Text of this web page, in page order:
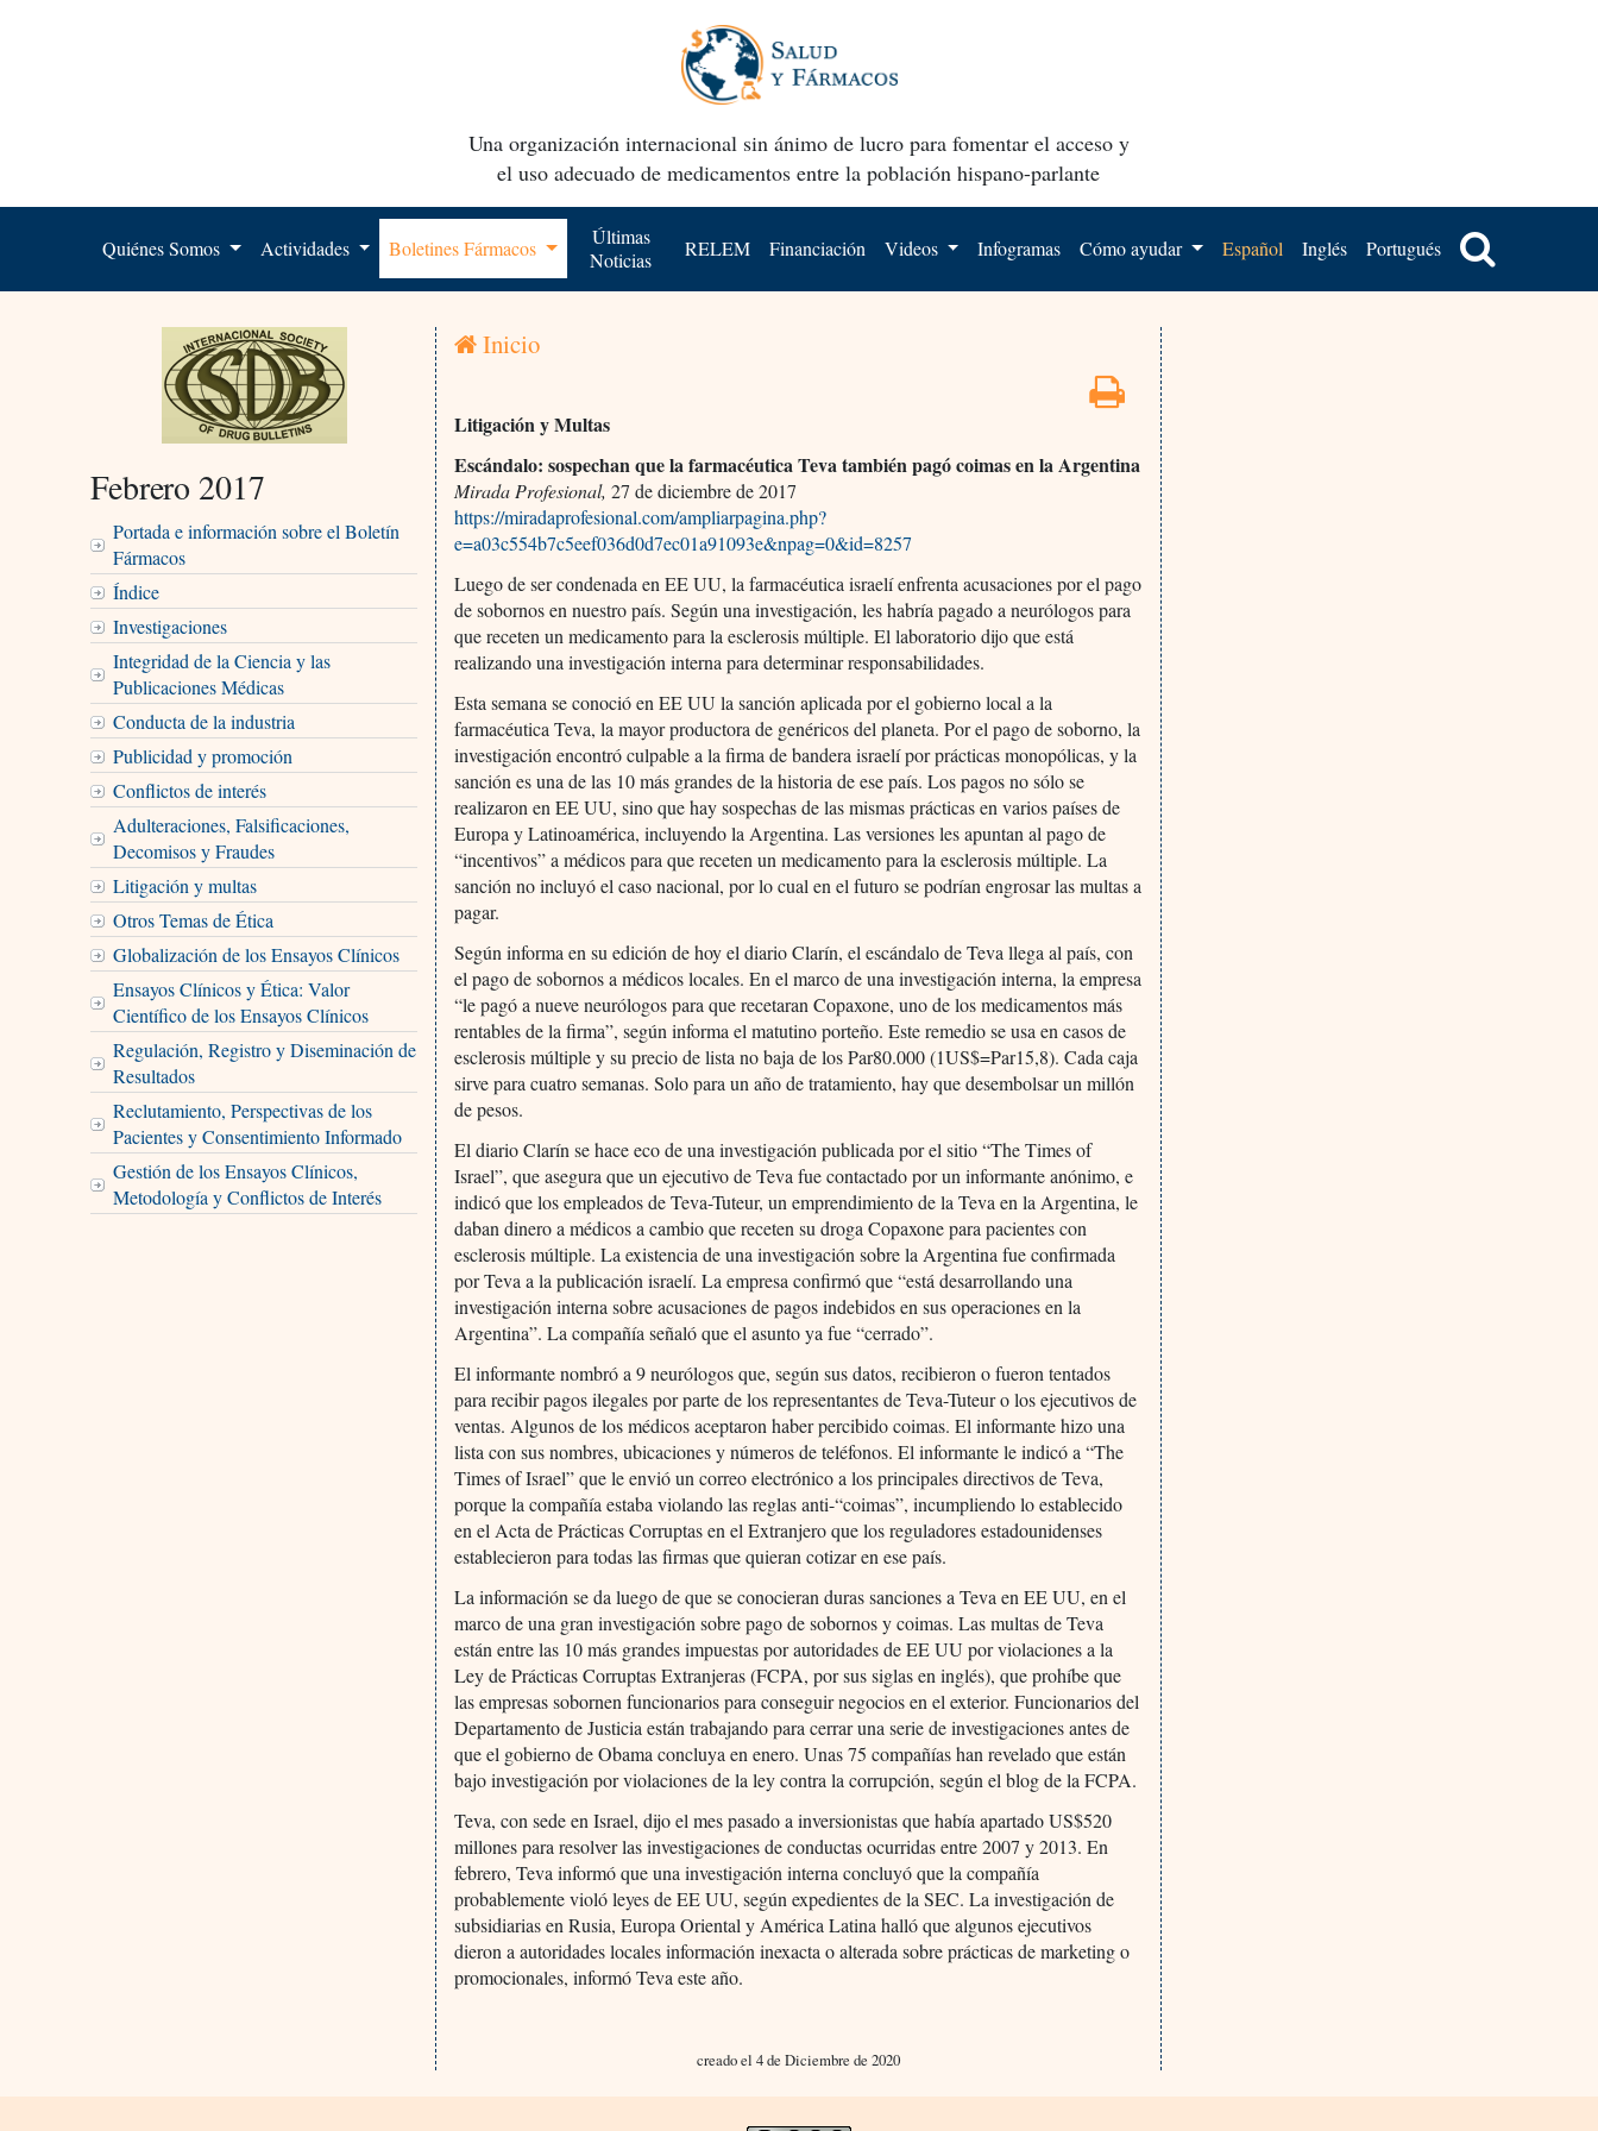
Una organización internacional sin ánimo de lucro para fomentar el acceso y
el uso adecuado de medicamentos entre la población hispano-parlante
Quiénes Somos Actividades Boletines Fármacos
Últimas
Noticias
RELEM Financiación Videos Infogramas Cómo ayudar Español Inglés Portugués
Febrero 2017
Portada e información sobre el Boletín
Fármacos
Índice
Investigaciones
Integridad de la Ciencia y las
Publicaciones Médicas
Conducta de la industria
Publicidad y promoción
Conflictos de interés
Adulteraciones, Falsificaciones,
Decomisos y Fraudes
Litigación y multas
Otros Temas de Ética
Globalización de los Ensayos Clínicos
Ensayos Clínicos y Ética: Valor
Científico de los Ensayos Clínicos
Regulación, Registro y Diseminación de
Resultados
Reclutamiento, Perspectivas de los
Pacientes y Consentimiento Informado
Gestión de los Ensayos Clínicos,
Metodología y Conflictos de Interés
Inicio
Litigación y Multas
Escándalo: sospechan que la farmacéutica Teva también pagó coimas en la Argentina
Mirada Profesional, 27 de diciembre de 2017
https://miradaprofesional.com/ampliarpagina.php?
e=a03c554b7c5eef036d0d7ec01a91093e&npag=0&id=8257
Luego de ser condenada en EE UU, la farmacéutica israelí enfrenta acusaciones por el pago
de sobornos en nuestro país. Según una investigación, les habría pagado a neurólogos para
que receten un medicamento para la esclerosis múltiple. El laboratorio dijo que está
realizando una investigación interna para determinar responsabilidades.
Esta semana se conoció en EE UU la sanción aplicada por el gobierno local a la
farmacéutica Teva, la mayor productora de genéricos del planeta. Por el pago de soborno, la
investigación encontró culpable a la firma de bandera israelí por prácticas monopólicas, y la
sanción es una de las 10 más grandes de la historia de ese país. Los pagos no sólo se
realizaron en EE UU, sino que hay sospechas de las mismas prácticas en varios países de
Europa y Latinoamérica, incluyendo la Argentina. Las versiones les apuntan al pago de
“incentivos” a médicos para que receten un medicamento para la esclerosis múltiple. La
sanción no incluyó el caso nacional, por lo cual en el futuro se podrían engrosar las multas a
pagar.
Según informa en su edición de hoy el diario Clarín, el escándalo de Teva llega al país, con
el pago de sobornos a médicos locales. En el marco de una investigación interna, la empresa
“le pagó a nueve neurólogos para que recetaran Copaxone, uno de los medicamentos más
rentables de la firma”, según informa el matutino porteño. Este remedio se usa en casos de
esclerosis múltiple y su precio de lista no baja de los Par80.000 (1US$=Par15,8). Cada caja
sirve para cuatro semanas. Solo para un año de tratamiento, hay que desembolsar un millón
de pesos.
El diario Clarín se hace eco de una investigación publicada por el sitio “The Times of
Israel”, que asegura que un ejecutivo de Teva fue contactado por un informante anónimo, e
indicó que los empleados de Teva-Tuteur, un emprendimiento de la Teva en la Argentina, le
daban dinero a médicos a cambio que receten su droga Copaxone para pacientes con
esclerosis múltiple. La existencia de una investigación sobre la Argentina fue confirmada
por Teva a la publicación israelí. La empresa confirmó que “está desarrollando una
investigación interna sobre acusaciones de pagos indebidos en sus operaciones en la
Argentina”. La compañía señaló que el asunto ya fue “cerrado”.
El informante nombró a 9 neurólogos que, según sus datos, recibieron o fueron tentados
para recibir pagos ilegales por parte de los representantes de Teva-Tuteur o los ejecutivos de
ventas. Algunos de los médicos aceptaron haber percibido coimas. El informante hizo una
lista con sus nombres, ubicaciones y números de teléfonos. El informante le indicó a “The
Times of Israel” que le envió un correo electrónico a los principales directivos de Teva,
porque la compañía estaba violando las reglas anti-“coimas”, incumpliendo lo establecido
en el Acta de Prácticas Corruptas en el Extranjero que los reguladores estadounidenses
establecieron para todas las firmas que quieran cotizar en ese país.
La información se da luego de que se conocieran duras sanciones a Teva en EE UU, en el
marco de una gran investigación sobre pago de sobornos y coimas. Las multas de Teva
están entre las 10 más grandes impuestas por autoridades de EE UU por violaciones a la
Ley de Prácticas Corruptas Extranjeras (FCPA, por sus siglas en inglés), que prohíbe que
las empresas sobornen funcionarios para conseguir negocios en el exterior. Funcionarios del
Departamento de Justicia están trabajando para cerrar una serie de investigaciones antes de
que el gobierno de Obama concluya en enero. Unas 75 compañías han revelado que están
bajo investigación por violaciones de la ley contra la corrupción, según el blog de la FCPA.
Teva, con sede en Israel, dijo el mes pasado a inversionistas que había apartado US$520
millones para resolver las investigaciones de conductas ocurridas entre 2007 y 2013. En
febrero, Teva informó que una investigación interna concluyó que la compañía
probablemente violó leyes de EE UU, según expedientes de la SEC. La investigación de
subsidiarias en Rusia, Europa Oriental y América Latina halló que algunos ejecutivos
dieron a autoridades locales información inexacta o alterada sobre prácticas de marketing o
promocionales, informó Teva este año.
creado el 4 de Diciembre de 2020